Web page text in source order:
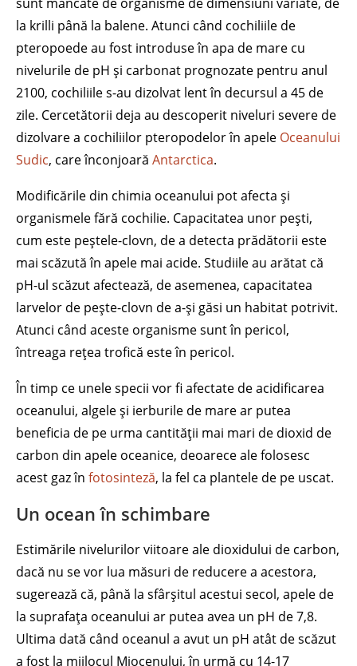
la krilli până la balene. Atunci când cochiliile de
pteropoede au fost introduse în apa de mare cu
nivelurile de pH și carbonat prognozate pentru anul
2100, cochiliile s-au dizolvat lent în decursul a 45 de
zile. Cercetătorii deja au descoperit niveluri severe de
dizolvare a cochiliilor pteropodelor în apele Oceanului
Sudic, care înconjoară Antarctica.
Modificările din chimia oceanului pot afecta și
organismele fără cochilie. Capacitatea unor pești,
cum este peștele-clovn, de a detecta prădătorii este
mai scăzută în apele mai acide. Studiile au arătat că
pH-ul scăzut afectează, de asemenea, capacitatea
larvelor de pește-clovn de a-și găsi un habitat potrivit.
Atunci când aceste organisme sunt în pericol,
întreaga rețea trofică este în pericol.
În timp ce unele specii vor fi afectate de acidificarea
oceanului, algele și ierburile de mare ar putea
beneficia de pe urma cantității mai mari de dioxid de
carbon din apele oceanice, deoarece ale folosesc
acest gaz în fotosinteză, la fel ca plantele de pe uscat.
Un ocean în schimbare
Estimările nivelurilor viitoare ale dioxidului de carbon,
dacă nu se vor lua măsuri de reducere a acestora,
sugerează că, până la sfârșitul acestui secol, apele de
la suprafața oceanului ar putea avea un pH de 7,8.
Ultima dată când oceanul a avut un pH atât de scăzut
a fost la mijlocul Miocenului, în urmă cu 14-17